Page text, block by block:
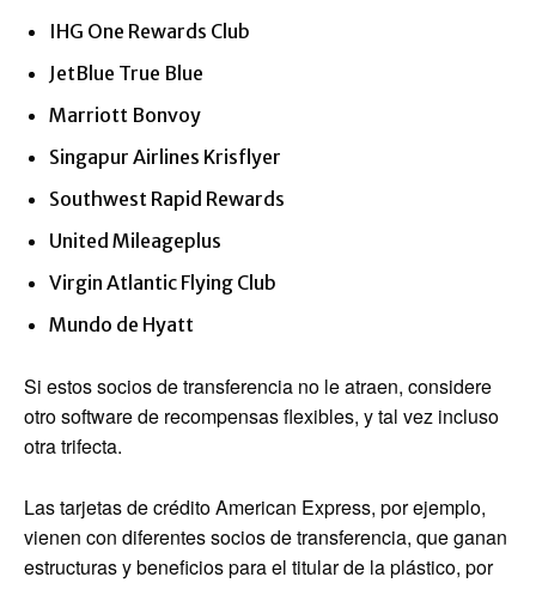
IHG One Rewards Club
JetBlue True Blue
Marriott Bonvoy
Singapur Airlines Krisflyer
Southwest Rapid Rewards
United Mileageplus
Virgin Atlantic Flying Club
Mundo de Hyatt
Si estos socios de transferencia no le atraen, considere
otro software de recompensas flexibles, y tal vez incluso
otra trifecta.
Las tarjetas de crédito American Express, por ejemplo,
vienen con diferentes socios de transferencia, que ganan
estructuras y beneficios para el titular de la plástico, por